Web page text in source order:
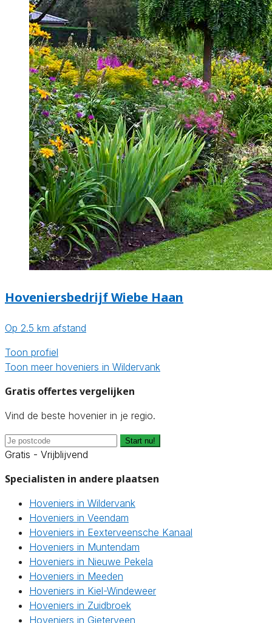
Hoveniersbedrijf Wiebe Haan
Op 2.5 km afstand
Toon profiel
Toon meer hoveniers in Wildervank
Gratis offertes vergelijken
Vind de beste hovenier in je regio.
Start nu!
Gratis - Vrijblijvend
Specialisten in andere plaatsen
Hoveniers in Wildervank
Hoveniers in Veendam
Hoveniers in Eexterveensche Kanaal
Hoveniers in Muntendam
Hoveniers in Nieuwe Pekela
Hoveniers in Meeden
Hoveniers in Kiel-Windeweer
Hoveniers in Zuidbroek
Hoveniers in Gieterveen